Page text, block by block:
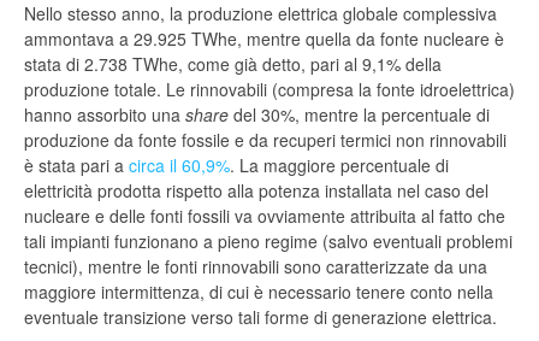
Nello stesso anno, la produzione elettrica globale complessiva
ammontava a 29.925 TWhe, mentre quella da fonte nucleare è
stata di 2.738 TWhe, come già detto, pari al 9,1% della
produzione totale. Le rinnovabili (compresa la fonte idroelettrica)
hanno assorbito una share del 30%, mentre la percentuale di
produzione da fonte fossile e da recuperi termici non rinnovabili
è stata pari a circa il 60,9%. La maggiore percentuale di
elettricità prodotta rispetto alla potenza installata nel caso del
nucleare e delle fonti fossili va ovviamente attribuita al fatto che
tali impianti funzionano a pieno regime (salvo eventuali problemi
tecnici), mentre le fonti rinnovabili sono caratterizzate da una
maggiore intermittenza, di cui è necessario tenere conto nella
eventuale transizione verso tali forme di generazione elettrica.